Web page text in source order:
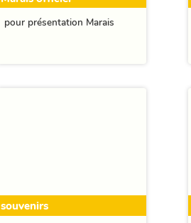
pour présentation Marais
souvenirs